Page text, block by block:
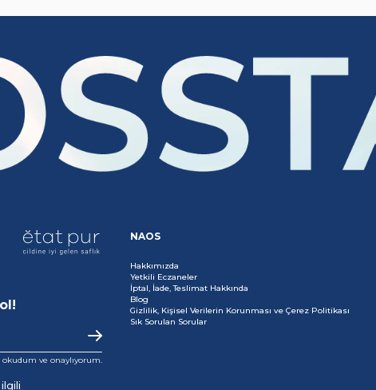
okudum ve onaylıyorum.
NAOS
Hakkımızda
Yetkili Eczaneler
İptal, İade, Teslimat Hakkında
Blog
Gizlilik, Kişisel Verilerin Korunması ve Çerez Politikası
Sık Sorulan Sorular